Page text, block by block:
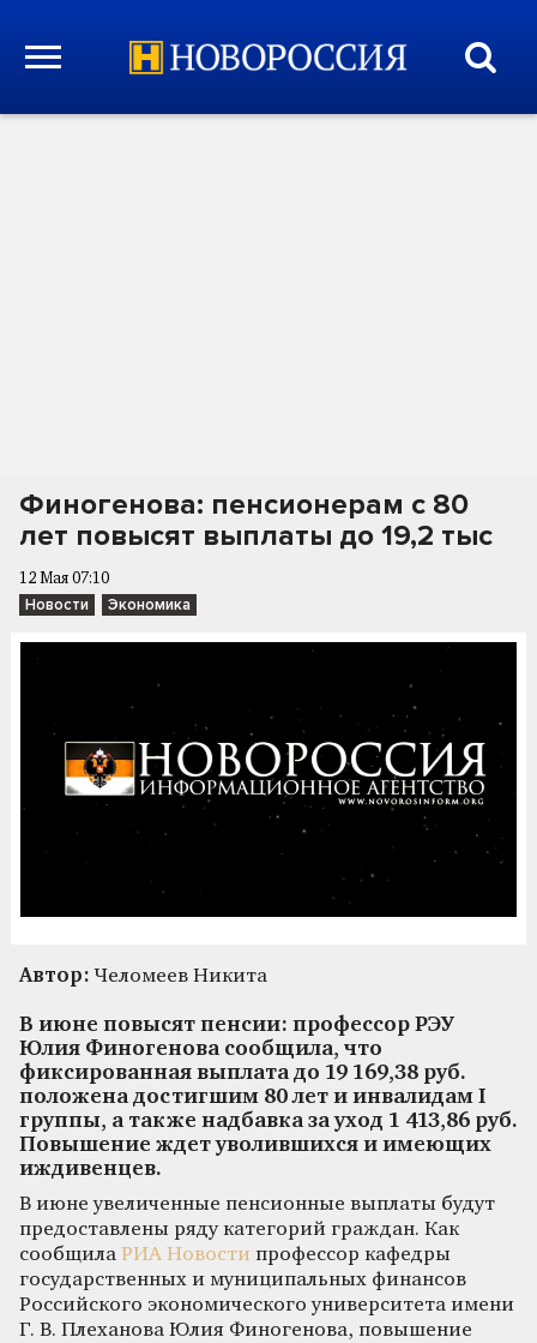
Финогенова: пенсионерам с 80
лет повысят выплаты до 19,2 тыс
12 Мая 07:10
Новости Экономика
Автор: Челомеев Никита
В июне повысят пенсии: профессор РЭУ
Юлия Финогенова сообщила, что
фиксированная выплата до 19 169,38 руб.
положена достигшим 80 лет и инвалидам I
группы, а также надбавка за уход 1 413,86 руб.
Повышение ждет уволившихся и имеющих
иждивенцев.
В июне увеличенные пенсионные выплаты будут
предоставлены ряду категорий граждан. Как
сообщила РИА Новости профессор кафедры
государственных и муниципальных финансов
Российского экономического университета имени
Г. В. Плеханова Юлия Финогенова, повышение